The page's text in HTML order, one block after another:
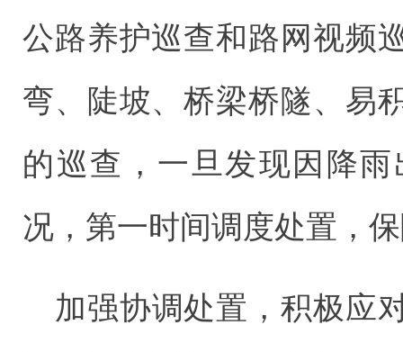
公路养护巡查和路网视频
弯、陡坡、桥梁桥隧、易
的巡查，一旦发现因降
况，第一时间调度处置，
加强协调处置，积极应